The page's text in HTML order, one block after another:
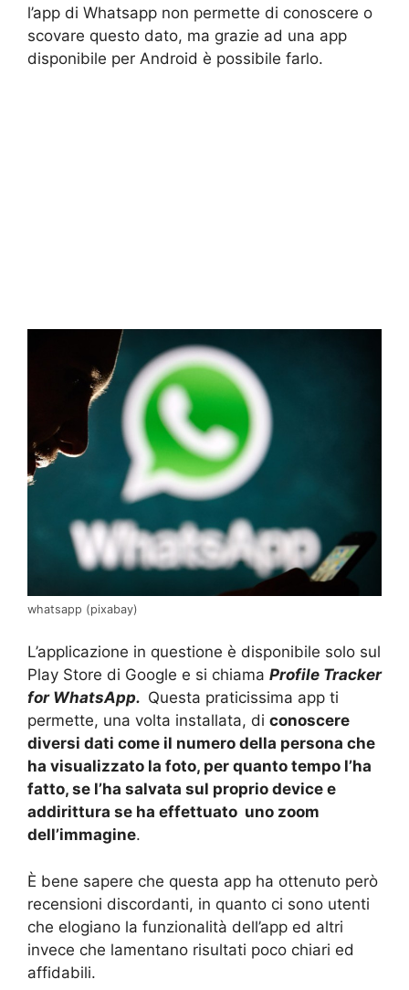
l’app di Whatsapp non permette di conoscere o
scovare questo dato, ma grazie ad una app
disponibile per Android è possibile farlo.
whatsapp (pixabay)
L’applicazione in questione è disponibile solo sul
Play Store di Google e si chiama Profile Tracker
for WhatsApp. Questa praticissima app ti
permette, una volta installata, di conoscere
diversi dati come il numero della persona che
ha visualizzato la foto, per quanto tempo l’ha
fatto, se l’ha salvata sul proprio device e
addirittura se ha effettuato uno zoom
dell’immagine.
È bene sapere che questa app ha ottenuto però
recensioni discordanti, in quanto ci sono utenti
che elogiano la funzionalità dell’app ed altri
invece che lamentano risultati poco chiari ed
affidabili.